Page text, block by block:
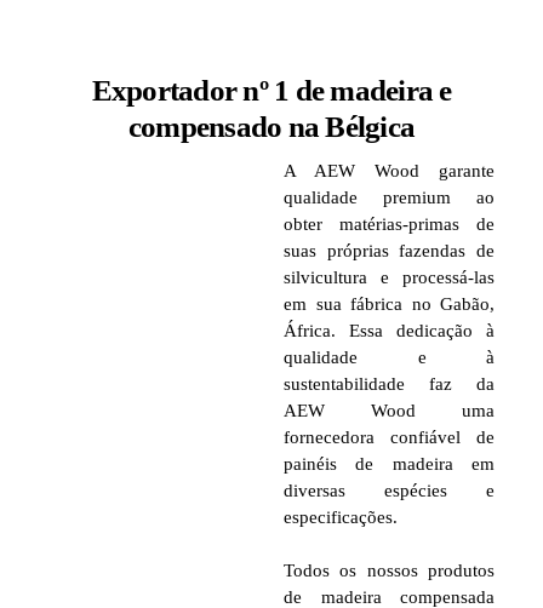
Exportador nº 1 de madeira e
compensado na Bélgica
A AEW Wood garante
qualidade premium ao
obter matérias-primas de
suas próprias fazendas de
silvicultura e processá-las
em sua fábrica no Gabão,
África. Essa dedicação à
qualidade e à
sustentabilidade faz da
AEW Wood uma
fornecedora confiável de
painéis de madeira em
diversas espécies e
especificações.
Todos os nossos produtos
de madeira compensada